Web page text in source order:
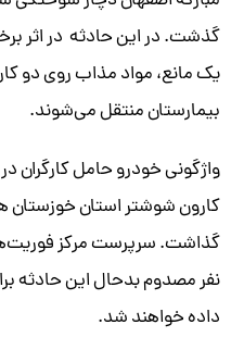
گذشت. در این حادثه در اثر
یک مانع، مواد مذاب روی دو
بیمارستان منتقل می‌شوند.
واژگونی خودرو حامل
گذاشت. سرپرست مرکز
نفر مصدوم بدحال این حادثه
داده خواهند شد.